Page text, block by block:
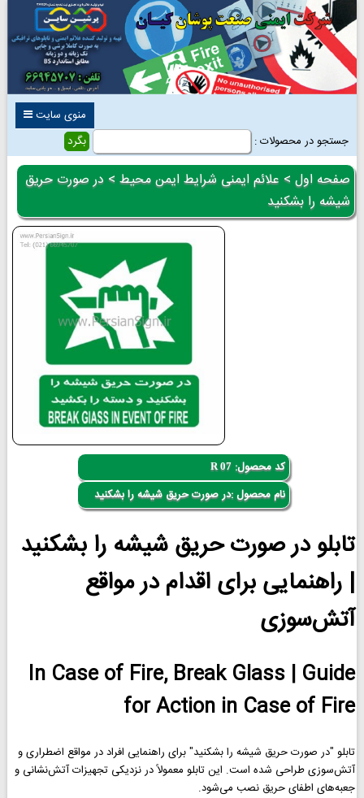
منوی سایت
جستجو در محصولات :
صفحه اول > علائم ایمنی شرایط ایمن محیط > در صورت حریق
شیشه را بشکنید
کد محصول: R 07
نام محصول :در صورت حریق شیشه را بشکنید
تابلو در صورت حریق شیشه را بشکنید
| راهنمایی برای اقدام در مواقع
آتش‌سوزی
In Case of Fire, Break Glass | Guide
for Action in Case of Fire
تابلو "در صورت حریق شیشه را بشکنید" برای راهنمایی افراد در مواقع اضطراری و
آتش‌سوزی طراحی شده است. این تابلو معمولاً در نزدیکی تجهیزات آتش‌نشانی و
جعبه‌های اطفای حریق نصب می‌شود.